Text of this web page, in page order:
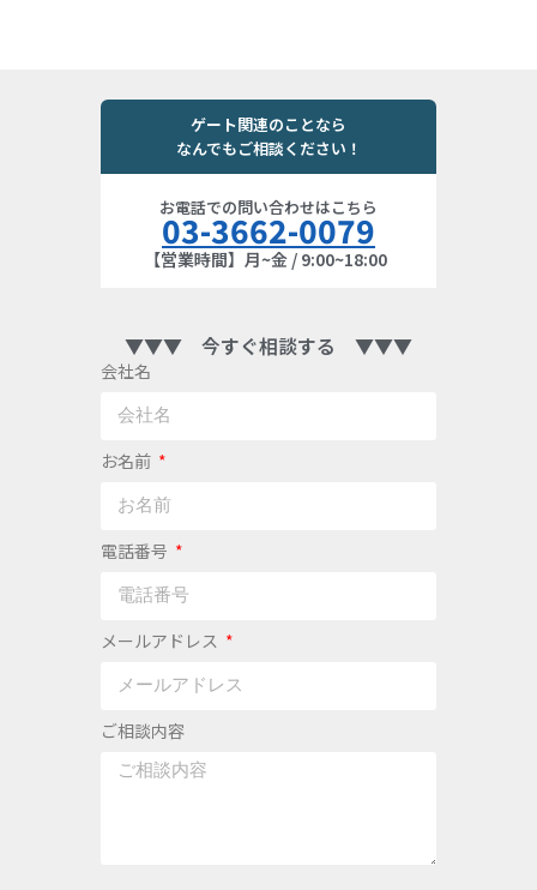
ゲート関連のことなら
なんでもご相談ください！
お電話での問い合わせはこちら
03-3662-0079
【営業時間】月~金 / 9:00~18:00
▼▼▼ 今すぐ相談する ▼▼▼
会社名
お名前
電話番号
メールアドレス
ご相談内容